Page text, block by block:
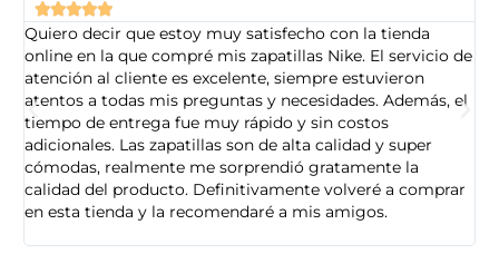

Quiero decir que estoy muy satisfecho con la tienda
online en la que compré mis zapatillas Nike. El servicio de
atención al cliente es excelente, siempre estuvieron
atentos a todas mis preguntas y necesidades. Además, el
tiempo de entrega fue muy rápido y sin costos
adicionales. Las zapatillas son de alta calidad y super
cómodas, realmente me sorprendió gratamente la
calidad del producto. Definitivamente volveré a comprar
en esta tienda y la recomendaré a mis amigos.